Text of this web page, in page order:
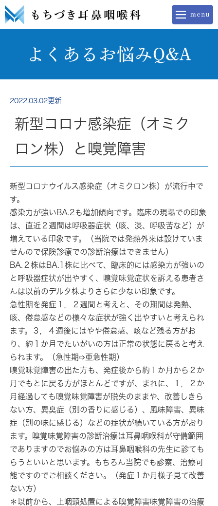
よくあるお悩みQ&A
2022.03.02更新
新型コロナ感染症（オミク
ロン株）と嗅覚障害
新型コロナウイルス感染症（オミクロン株）が流行中で
す。
感染力が強いBA.2も増加傾向です。臨床の現場での印象
は、直近２週間は呼吸器症状（咳、淡、呼吸苦など）が
増えている印象です。（当院では発熱外来は設けていま
せんので保険診療での診断治療はできません）
BA.２株はBA.1株に比べて、臨床的には感染力が強いの
と呼吸器症状が出やすく、嗅覚味覚症状を訴える患者さ
んは以前のデルタ株よりさらに少ない印象です。
急性期を発症１，２週間と考えと、その期間は発熱、
咳、倦怠感などの様々な症状が強く出やすいと考えられ
ます。３，４週後にはやや倦怠感、咳など残る方がお
り、約１か月でたいがいの方は正常の状態に戻ると考え
られます。（急性期➩亜急性期）
嗅覚味覚障害の出た方も、発症後から約１か月から２か
月でもとに戻る方がほとんどですが、まれに、１，２か
月経過しても嗅覚味覚障害が脱失のままや、改善しきら
ない方、異臭症（別の香りに感じる）、風味障害、異味
症（別の味に感じる）などの症状が続いている方がおり
ます。嗅覚味覚障害の診断治療は耳鼻咽喉科が守備範囲
でありますのでお悩みの方は耳鼻咽喉科の先生に診ても
らうといいと思います。もちろん当院でも診察、治療可
能ですのでご相談ください。（発症１か月様子見て改善
ない方）
＊以前から、上咽頭処置による嗅覚障害味覚障害の治療